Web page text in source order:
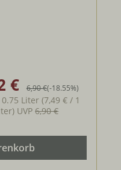
€ Regulärer Preis:
6,90 €(-18.55%)
0.75 Liter(7,49 € / 1
UVP6,90 €